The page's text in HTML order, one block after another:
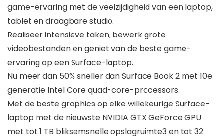
game-ervaring met de veelzijdigheid van een laptop,
tablet en draagbare studio.
Realiseer intensieve taken, bewerk grote
videobestanden en geniet van de beste game-
ervaring op een Surface-laptop.
Nu meer dan 50% sneller dan Surface Book 2 met 10e
generatie Intel Core quad-core-processors.
Met de beste graphics op elke willekeurige Surface-
laptop met de nieuwste NVIDIA GTX GeForce GPU
met tot 1 TB bliksemsnelle opslagruimte3 en tot 32